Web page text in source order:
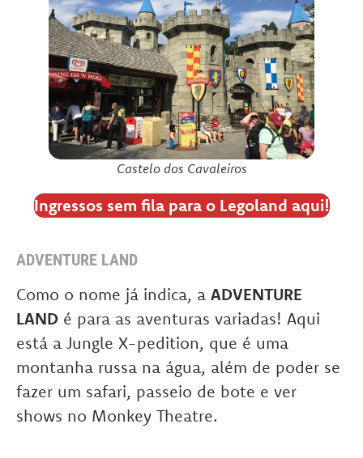
Castelo dos Cavaleiros
Ingressos sem fila para o Legoland aqui!
ADVENTURE LAND
Como o nome já indica, a ADVENTURE
LAND é para as aventuras variadas! Aqui
está a Jungle X-pedition, que é uma
montanha russa na água, além de poder se
fazer um safari, passeio de bote e ver
shows no Monkey Theatre.